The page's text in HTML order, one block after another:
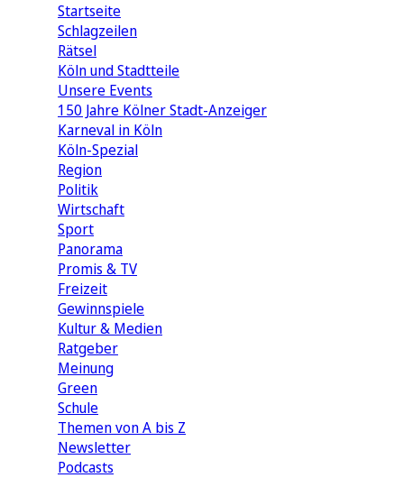
Startseite
Schlagzeilen
Rätsel
Köln und Stadtteile
Unsere Events
150 Jahre Kölner Stadt-Anzeiger
Karneval in Köln
Köln-Spezial
Region
Politik
Wirtschaft
Sport
Panorama
Promis & TV
Freizeit
Gewinnspiele
Kultur & Medien
Ratgeber
Meinung
Green
Schule
Themen von A bis Z
Newsletter
Podcasts